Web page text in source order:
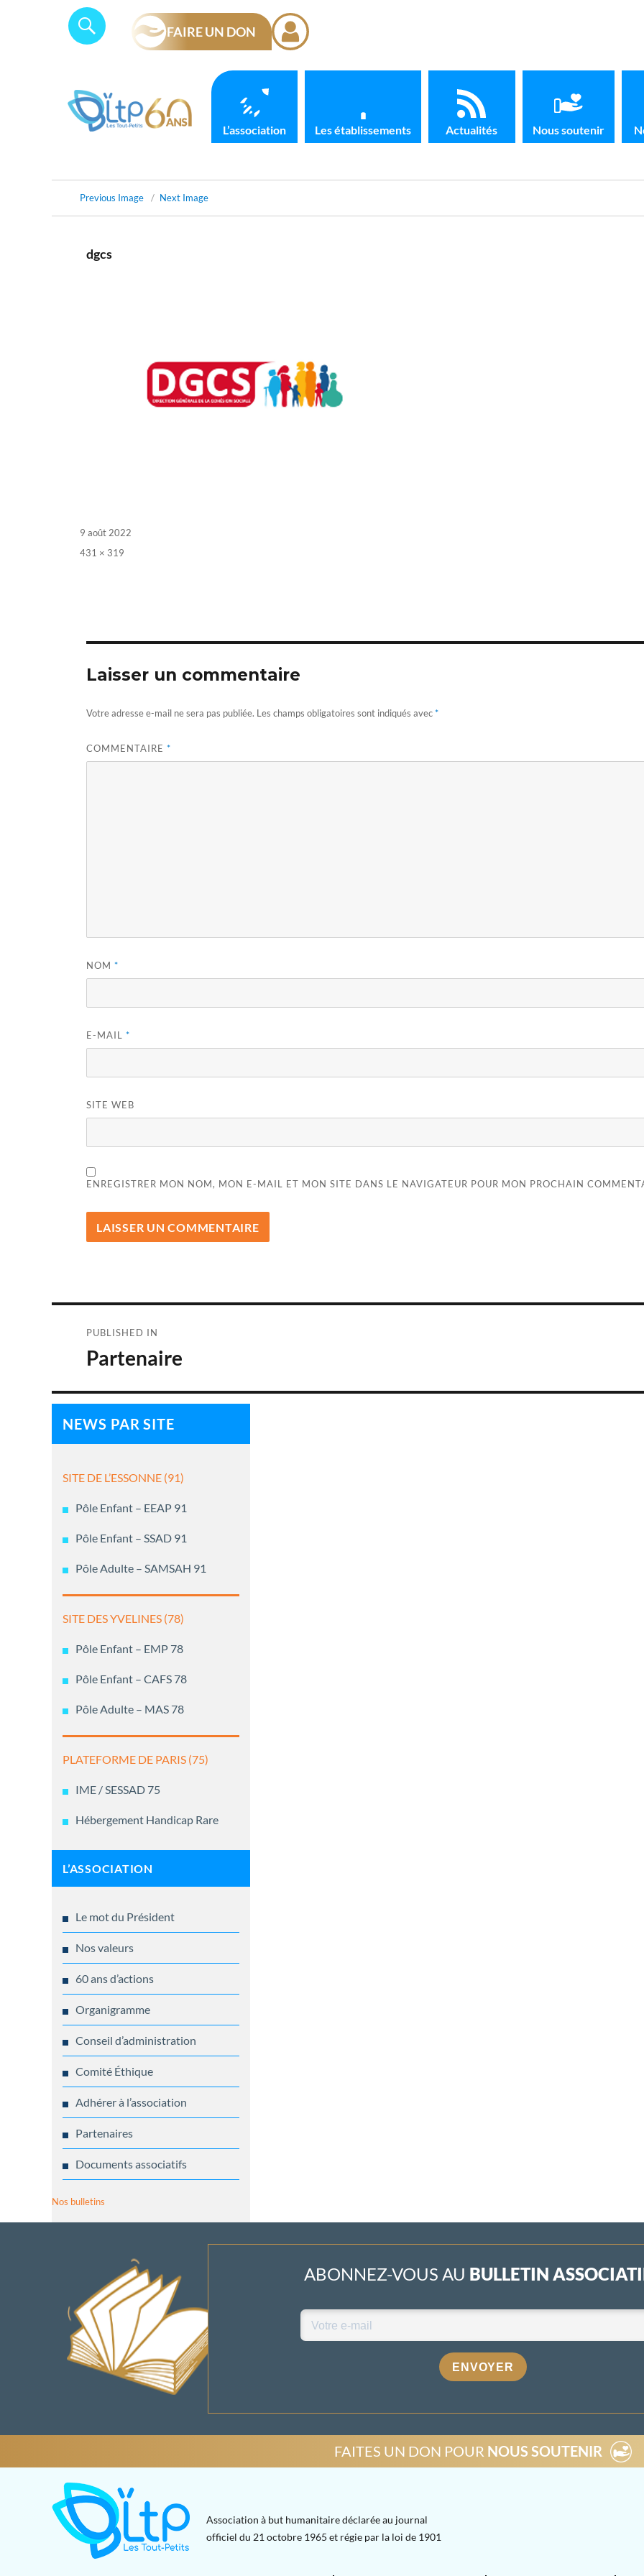
Search
SEARCH
FAIRE UN DON
L’association Les établissements Actualités Nous soutenir
Previous Image Next Image
dgcs
Posted
on
9 août 2022
Full
431 × 319
Laisser un commentaire
Votre adresse e-mail ne sera pas publiée. Les champs obligatoires sont indiqués avec*
COMMENTAIRE *
NOM *
E-MAIL *
SITE WEB
ENREGISTRER MON NOM, MON E-MAIL ET MON SITE DANS LE NAVIGATEUR POUR MON PROCHAIN
de
PUBLISHED IN
Partenaire
NEWS PAR SITE
SITE DE L’ESSONNE (91)
Pôle Enfant – EEAP 91
Pôle Enfant – SSAD 91
Pôle Adulte – SAMSAH 91
SITE DES YVELINES (78)
Pôle Enfant – EMP 78
Pôle Enfant – CAFS 78
Pôle Adulte – MAS 78
PLATEFORME DE PARIS (75)
IME / SESSAD 75
Hébergement Handicap Rare
L’ASSOCIATION
Le mot du Président
Nos valeurs
60 ans d’actions
Organigramme
Conseil d’administration
Comité Éthique
Adhérer à l’association
Partenaires
Documents associatifs
Nos bulletins
ABONNEZ-VOUS AU BULLETIN
ENVOYER
FAITES UN DON POUR NOUS SOUTENIR
Association à but humanitaire déclarée au journal
officiel du 21 octobre 1965 et régie par la loi de 1901
Panneau de gestion des cookies